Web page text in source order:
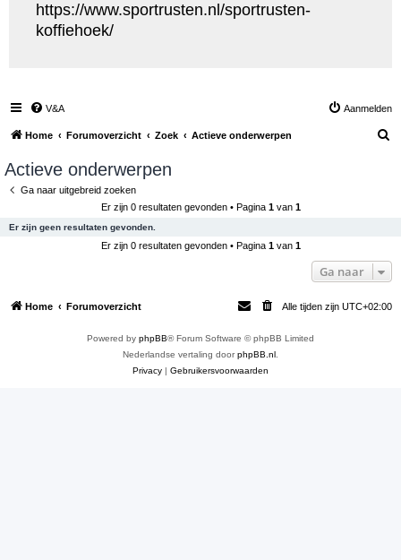
https://www.sportrusten.nl/sportrusten-
koffiehoek/
V&A Aanmelden
Home Forumoverzicht Zoek Actieve onderwerpen
Actieve onderwerpen
Ga naar uitgebreid zoeken
Er zijn 0 resultaten gevonden • Pagina 1van 1
Er zijn geen resultaten gevonden.
Er zijn 0 resultaten gevonden • Pagina 1van 1
Ga naar
Home Forumoverzicht Alle tijden zijn UTC+02:00
Powered by phpBB® Forum Software © phpBB Limited
Nederlandse vertaling doorphpBB.nl
Privacy | Gebruikersvoorwaarden